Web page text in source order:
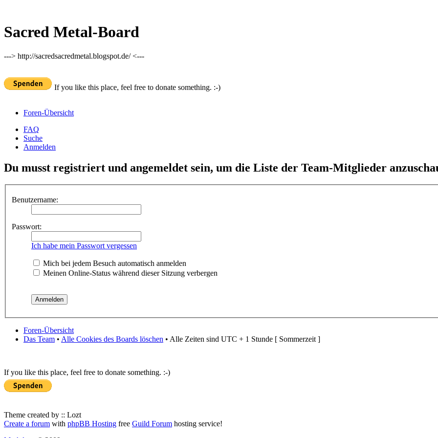
Sacred Metal-Board
---> http://sacredsacredmetal.blogspot.de/ <---
If you like this place, feel free to donate something. :-)
Foren-Übersicht
FAQ
Suche
Anmelden
Du musst registriert und angemeldet sein, um die Liste der Team-Mitglieder
Benutzername:
Passwort:
Ich habe mein Passwort vergessen
Mich bei jedem Besuch automatisch anmelden
Meinen Online-Status während dieser Sitzung verbergen
Foren-Übersicht
Das Team • Alle Cookies des Boards löschen • Alle Zeiten sind UTC + 1 Stunde [ Sommerzeit ]
If you like this place, feel free to donate something. :-)
Theme created by :: Lozt
Create a forum with phpBB Hosting free Guild Forum hosting service!